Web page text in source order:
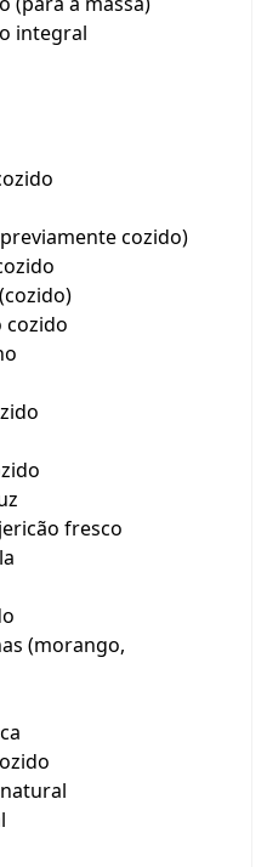
integral
cozido)
cozido
fresco
(morango,